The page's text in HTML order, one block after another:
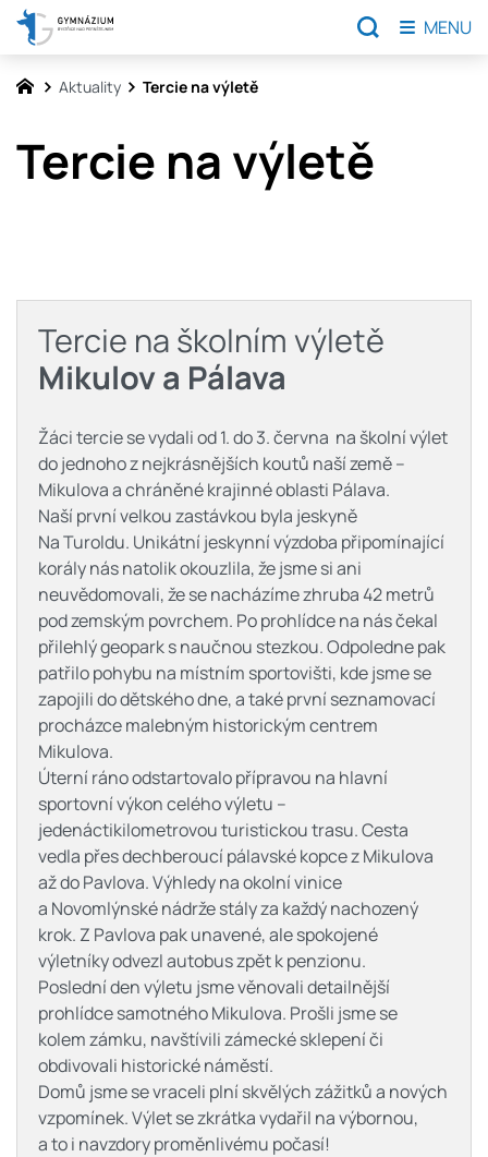
Aktuality Tercie na výletě
Tercie na výletě
Tercie na školním výletě
Mikulov a Pálava
Žáci tercie se vydali od 1. do 3. června na školní výlet
do jednoho z nejkrásnějších koutů naší země –
Mikulova a chráněné krajinné oblasti Pálava.
Naší první velkou zastávkou byla jeskyně
Na Turoldu. Unikátní jeskynní výzdoba připomínající
korály nás natolik okouzlila, že jsme si ani
neuvědomovali, že se nacházíme zhruba 42 metrů
pod zemským povrchem. Po prohlídce na nás čekal
přilehlý geopark s naučnou stezkou. Odpoledne pak
patřilo pohybu na místním sportovišti, kde jsme se
zapojili do dětského dne, a také první seznamovací
procházce malebným historickým centrem
Mikulova.
Úterní ráno odstartovalo přípravou na hlavní
sportovní výkon celého výletu –
jedenáctikilometrovou turistickou trasu. Cesta
vedla přes dechberoucí pálavské kopce z Mikulova
až do Pavlova. Výhledy na okolní vinice
a Novomlýnské nádrže stály za každý nachozený
krok. Z Pavlova pak unavené, ale spokojené
výletníky odvezl autobus zpět k penzionu.
Poslední den výletu jsme věnovali detailnější
prohlídce samotného Mikulova. Prošli jsme se
kolem zámku, navštívili zámecké sklepení či
obdivovali historické náměstí.
Domů jsme se vraceli plní skvělých zážitků a nových
vzpomínek. Výlet se zkrátka vydařil na výbornou,
a to i navzdory proměnlivému počasí!
MENU